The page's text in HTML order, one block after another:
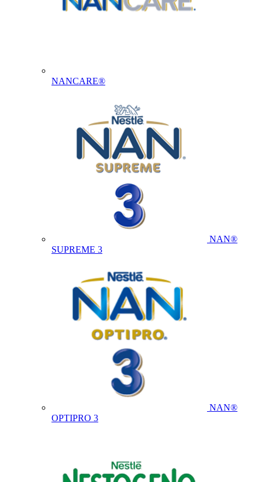
NANCARE®
NAN®
SUPREME 3
NAN®
OPTIPRO 3